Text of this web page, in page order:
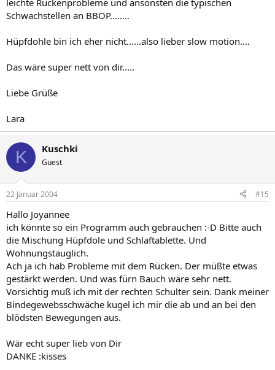
leichte Rückenprobleme und ansonsten die typischen
Schwachstellen an BBOP........
Hüpfdohle bin ich eher nicht......also lieber slow motion....
Das wäre super nett von dir.....
Liebe Grüße
Lara
K Kuschki
Guest
22 Januar 2004 #15
Hallo Joyannee
ich könnte so ein Programm auch gebrauchen :-D Bitte auch
die Mischung Hüpfdole und Schlaftablette. Und
Wohnungstauglich.
Ach ja ich hab Probleme mit dem Rücken. Der müßte etwas
gestärkt werden. Und was fürn Bauch wäre sehr nett.
Vorsichtig muß ich mit der rechten Schulter sein. Dank meiner
Bindegewebsschwäche kugel ich mir die ab und an bei den
blödsten Bewegungen aus.
Wär echt super lieb von Dir
DANKE :kisses